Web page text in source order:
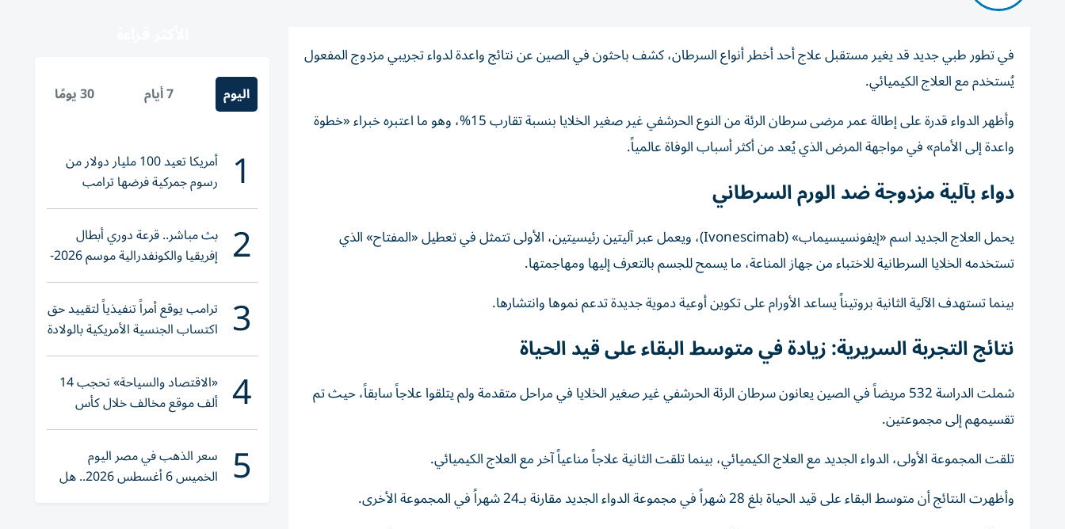
في تطور طبي جديد قد يغير مستقبل علاج أحد أخطر أنواع السرطان، كشف باحثون في الصين عن نتائج واعدة لدواء تجريبي مزدوج المفعول
يُستخدم مع العلاج الكيميائي.
وأظهر الدواء قدرة على إطالة عمر مرضى سرطان الرئة من النوع الحرشفي غير صغير الخلايا بنسبة تقارب 15%، وهو ما اعتبره خبراء «خطوة
واعدة إلى الأمام» في مواجهة المرض الذي يُعد من أكثر أسباب الوفاة عالمياً.
دواء بآلية مزدوجة ضد الورم السرطاني
يحمل العلاج الجديد اسم «إيفونسيسيماب» (Ivonescimab)، ويعمل عبر آليتين رئيسيتين، الأولى تتمثل في تعطيل «المفتاح» الذي
تستخدمه الخلايا السرطانية للاختباء من جهاز المناعة، ما يسمح للجسم بالتعرف إليها ومهاجمتها.
بينما تستهدف الآلية الثانية بروتيناً يساعد الأورام على تكوين أوعية دموية جديدة تدعم نموها وانتشارها.
نتائج التجربة السريرية: زيادة في متوسط البقاء على قيد الحياة
شملت الدراسة 532 مريضاً في الصين يعانون سرطان الرئة الحرشفي غير صغير الخلايا في مراحل متقدمة ولم يتلقوا علاجاً سابقاً، حيث تم
تقسيمهم إلى مجموعتين.
تلقت المجموعة الأولى، الدواء الجديد مع العلاج الكيميائي، بينما تلقت الثانية علاجاً مناعياً آخر مع العلاج الكيميائي.
وأظهرت النتائج أن متوسط البقاء على قيد الحياة بلغ 28 شهراً في مجموعة الدواء الجديد مقارنة بـ24 شهراً في المجموعة الأخرى.
اليوم 7 أيام 30 يومًا
1 أمريكا تعيد 100 مليار دولار من
رسوم جمركية فرضها ترامب
2 بث مباشر.. قرعة دوري أبطال
إفريقيا والكونفدرالية موسم 2026-
2027
3 ترامب يوقع أمراً تنفيذياً لتقييد حق
اكتساب الجنسية الأمريكية بالولادة
4 «الاقتصاد والسياحة» تحجب 14
ألف موقع مخالف خلال كأس
العالم 2026
5 سعر الذهب في مصر اليوم
الخميس 6 أغسطس 2026.. هل